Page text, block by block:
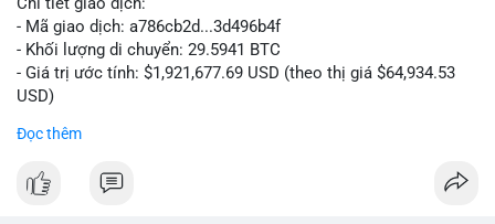
- Mã giao dịch: a786cb2d...3d496b4f
- Khối lượng di chuyển: 29.5941 BTC
- Giá trị ước tính: $1,921,677.69 USD (theo thị giá $64,934.53
USD)
USD được thực hiện trong một khối chưa xác nhận cho thấy
Đọc thêm